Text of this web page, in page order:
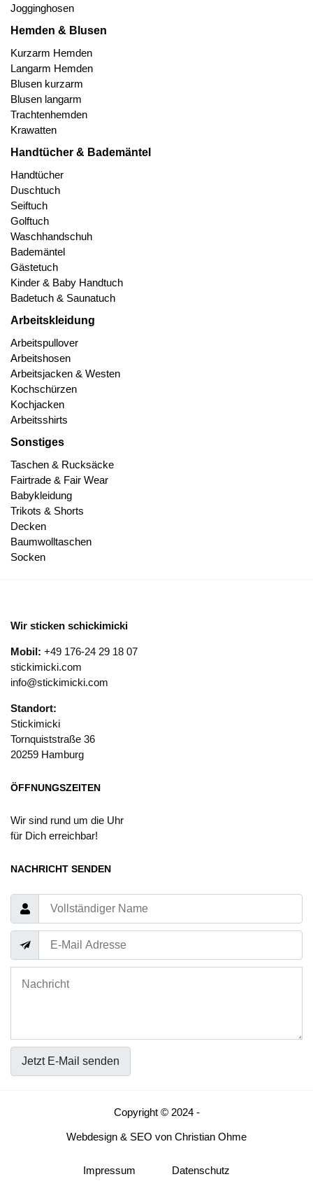
Jogginghosen
Hemden & Blusen
Kurzarm Hemden
Langarm Hemden
Blusen kurzarm
Blusen langarm
Trachtenhemden
Krawatten
Handtücher & Bademäntel
Handtücher
Duschtuch
Seiftuch
Golftuch
Waschhandschuh
Bademäntel
Gästetuch
Kinder & Baby Handtuch
Badetuch & Saunatuch
Arbeitskleidung
Arbeitspullover
Arbeitshosen
Arbeitsjacken & Westen
Kochschürzen
Kochjacken
Arbeitsshirts
Sonstiges
Taschen & Rucksäcke
Fairtrade & Fair Wear
Babykleidung
Trikots & Shorts
Decken
Baumwolltaschen
Socken
Wir sticken schickimicki
Mobil: +49 176-24 29 18 07
stickimicki.com
info@stickimicki.com
Standort:
Stickimicki
Tornquiststraße 36
20259 Hamburg
ÖFFNUNGSZEITEN
Wir sind rund um die Uhr
für Dich erreichbar!
NACHRICHT SENDEN
Jetzt E-Mail senden
Copyright © 2024 -
Webdesign & SEO von Christian Ohme
Impressum Datenschutz